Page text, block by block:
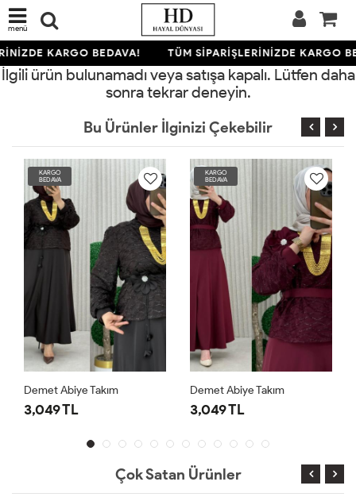
menü
KARGO BEDAVA! TÜM SİPARİŞLERİNİZDE KARGO
İlgili ürün bulunamadı veya satışa kapalı. Lütfen daha
sonra tekrar deneyin.
Bu Ürünler İlginizi Çekebilir
KARGO
BEDAVA
Demet Abiye Takım
3,049 TL
KARGO
BEDAVA
Demet Abiye Takım
3,049 TL
Çok Satan Ürünler